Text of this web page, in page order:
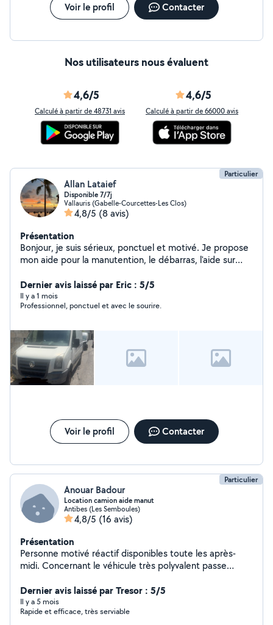
Voir le profil Contacter
Nos utilisateurs nous évaluent
4,6/5
Calculé à partir de 48731 avis
4,6/5
Calculé à partir de 66000 avis
Particulier
Allan Lataief
Disponible 7/7j
Vallauris (Gabelle-Courcettes-Les Clos)
4,8/5 (8 avis)
Présentation
Bonjour, je suis sérieux, ponctuel et motivé. Je propose
mon aide pour la manutention, le débarras, l'aide sur
tarifs raisonnables. Disponible rapidement sur Nice,
Antibes, Cannes, Monaco et alentours. En contre partie
le soir je suis monteur pneu à domicile en cas de
tous du soutien et de votre confiance
Dernier avis laissé par Eric : 5/5
Il y a 1 mois
Professionnel, ponctuel et avec le sourire.
Voir le profil Contacter
Particulier
Anouar Badour
Location camion aide manut
Antibes (Les Semboules)
4,8/5 (16 avis)
Présentation
Personne motivé réactif disponibles toute les après-
midi. Concernant le véhicule très polyvalent passe
Dernier avis laissé par Tresor : 5/5
Il y a 5 mois
Rapide et efficace, très serviable